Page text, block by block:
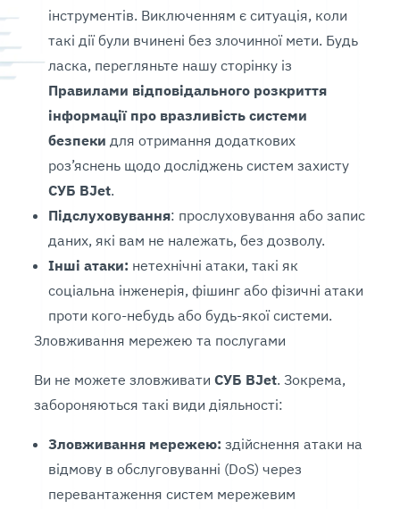
інструментів. Виключенням є ситуація, коли
такі дії були вчинені без злочинної мети. Будь
ласка, перегляньте нашу сторінку із
Правилами відповідального розкриття
інформації про вразливість системи
безпеки для отримання додаткових
роз’яснень щодо досліджень систем захисту
СУБ BJet.
Підслуховування: прослуховування або запис
даних, які вам не належать, без дозволу.
Інші атаки: нетехнічні атаки, такі як
соціальна інженерія, фішинг або фізичні атаки
проти кого-небудь або будь-якої системи.
Зловживання мережею та послугами
Ви не можете зловживатиСУБ BJet. Зокрема,
забороняються такі види діяльності:
Зловживання мережею: здійснення атаки на
відмову в обслуговуванні (DoS) через
перевантаження систем мережевим